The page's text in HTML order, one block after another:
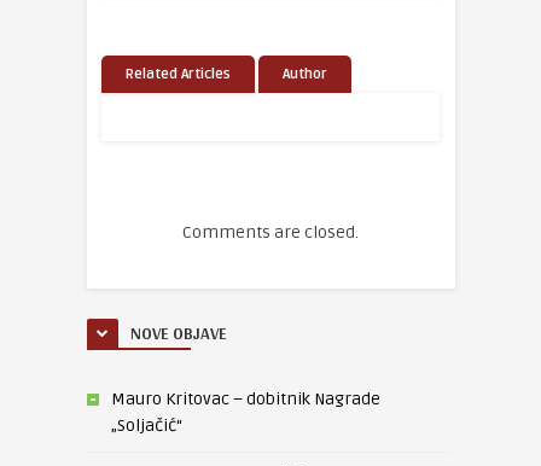
Related Articles Author
Comments are closed.
NOVE OBJAVE
Mauro Kritovac – dobitnik Nagrade
„Soljačić“